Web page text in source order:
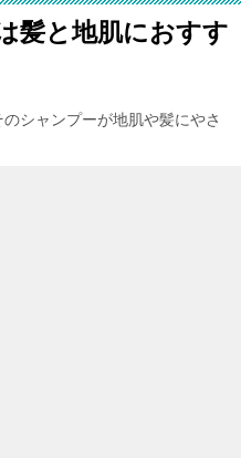
髪と地肌におすす
シャンプーが地肌や髪にやさ